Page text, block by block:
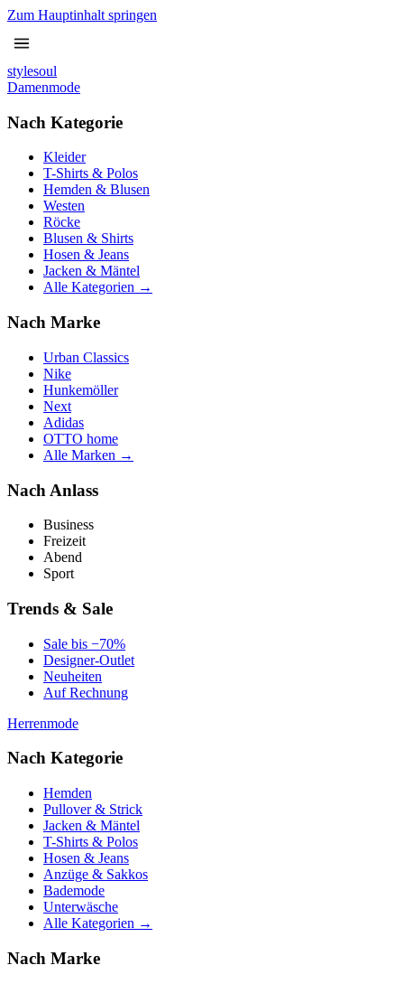
Zum Hauptinhalt springen
stylesoul
Damenmode
Nach Kategorie
Kleider
T-Shirts & Polos
Hemden & Blusen
Westen
Röcke
Blusen & Shirts
Hosen & Jeans
Jacken & Mäntel
Alle Kategorien →
Nach Marke
Urban Classics
Nike
Hunkemöller
Next
Adidas
OTTO home
Alle Marken →
Nach Anlass
Business
Freizeit
Abend
Sport
Trends & Sale
Sale bis −70%
Designer-Outlet
Neuheiten
Auf Rechnung
Herrenmode
Nach Kategorie
Hemden
Pullover & Strick
Jacken & Mäntel
T-Shirts & Polos
Hosen & Jeans
Anzüge & Sakkos
Bademode
Unterwäsche
Alle Kategorien →
Nach Marke